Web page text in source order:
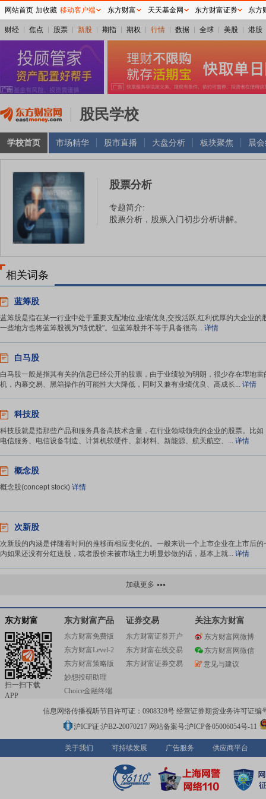
财经 焦点 股票 新股 期指 期权 行情 数据 全球 美股 港股
股民学校
学校首页 市场精华 股市直播 大盘分析 板块聚焦 晨
股票分析
专题简介:
股票分析，股票入门初步分析讲解。
相关词条
蓝筹股
蓝筹股是指在某一行业中处于重要支配地位,业绩优良,交投活跃,红利优厚的大企业的
一些地方也将蓝筹股视为"绩优股"。但蓝筹股并不等于具备很高... 详情
白马股
白马股一般是指其有关的信息已经公开的股票，由于业绩较为明朗，很少存在埋地雷
机，内幕交易、黑箱操作的可能性大大降低，同时又兼有业绩优良、高成长... 详情
科技股
科技股就是指那些产品和服务具备高技术含量，在行业领域领先的企业的股票。比如
电信服务、电信设备制造、计算机软硬件、新材料、新能源、航天航空、... 详情
概念股
概念股(concept stock) 详情
次新股
次新股的内涵是伴随着时间的推移而相应变化的。一般来说一个上市企业在上市后的
内如果还没有分红送股，或者股价未被市场主力明显炒做的话，基本上就... 详情
绩优股
绩优股是指那些业绩优良，但增长速度较慢的企业的股票。这类企业有实力抵抗经济
但这类企业并不能给你带来振奋人心的利润。因为这类企业业务较为成熟...详情
金融股
金融股是指一些专门从事银行、财务、投入等机构的股票，也是银行财务投入股。金
企业的业务包含有存款、借贷、外汇投入、证券投入、黄金买卖、押汇信...详情
红筹股这一概念诞生于90年代初期的香港股票市场。中华人民共和国在国际上有时
色中国，相应地，香港和国际投入者把在境外注册、在香港上市的那些...
详情
加载更多
东方财富
扫一扫下载
APP
东方财富产品
东方财富免费版
东方财富Level-2
东方财富策略版
妙想投研助理
Choice金融终端
证券交易
东方财富证券开户
东方财富在线交易
东方财富证券交易
关注东方财富
东方财富网微博
东方财富网微信
意见与建议
信息网络传播视听节目许可证：0908328号 经营证券期货业务许可证编
沪ICP证:沪B2-20070217 网站备案号:沪ICP备05006054号-11
关于我们 可持续发展 广告服务 供应商平台
网站首页 加收藏 移动客户端 东方财富 天天基金网 东方财富证券 东方